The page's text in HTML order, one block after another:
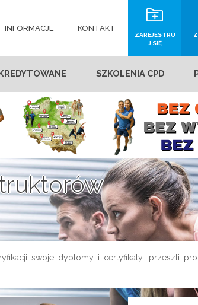
INFORMACJE KONTAKT
ZAREJESTRU
J SIĘ
SZKOLENIA CPD
swoje dyplomy i certyfikaty, przeszli